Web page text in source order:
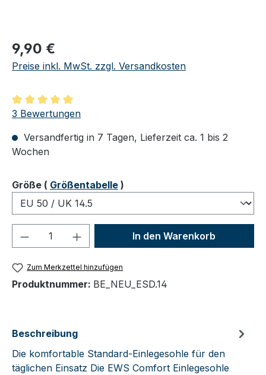
Regulärer Preis:
9,90 €
Preise inkl. MwSt. zzgl. Versandkosten
Durchschnittliche Bewertung von 5 von 5 Sternen
3 Bewertungen
Versandfertig in 7 Tagen, Lieferzeit ca. 1 bis 2
Wochen
Größeauswählen
( Größentabelle )
Produkt Anzahl: Gib denIn den Warenkorb
Zum Merkzettel hinzufügen
Produktnummer: BE_NEU_ESD.14
Beschreibung
Die komfortable Standard-Einlegesohle für den
täglichen Einsatz Die EWS Comfort Einlegesohle